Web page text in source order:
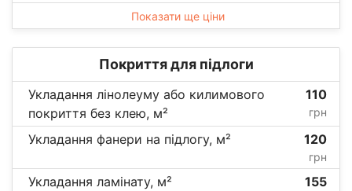
Показати ще ціни
Покриття для підлоги
Укладання лінолеуму або килимового
покриття без клею, м²
110
грн
Укладання фанери на підлогу, м² 120
грн
Укладання ламінату, м² 155